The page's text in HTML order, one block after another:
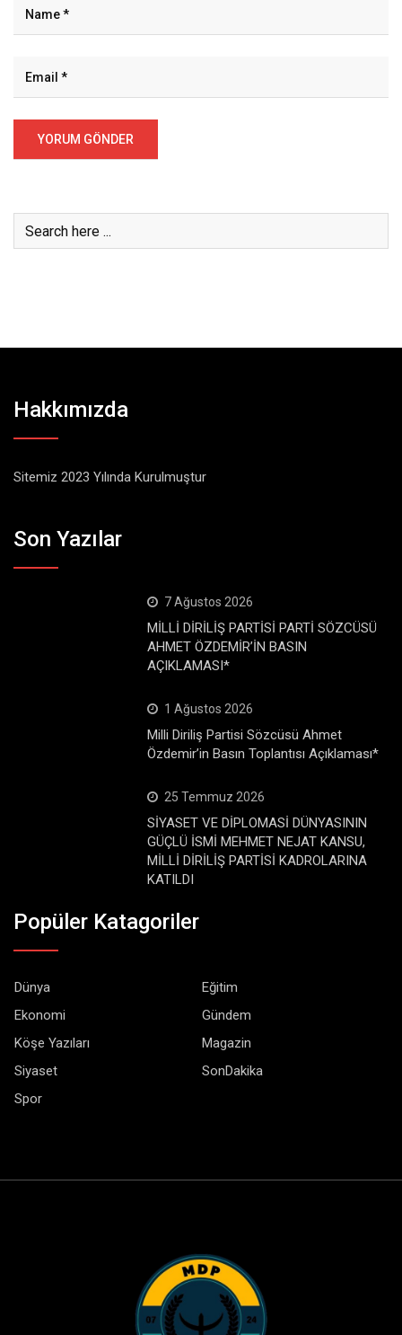
Hakkımızda
Sitemiz 2023 Yılında Kurulmuştur
Son Yazılar
7 Ağustos 2026
MİLLİ DİRİLİŞ PARTİSİ PARTİ SÖZCÜSÜ
AHMET ÖZDEMİR’İN BASIN
AÇIKLAMASI*
1 Ağustos 2026
Milli Diriliş Partisi Sözcüsü Ahmet
Özdemir’in Basın Toplantısı Açıklaması*
25 Temmuz 2026
SİYASET VE DİPLOMASİ DÜNYASININ
GÜÇLÜ İSMİ MEHMET NEJAT KANSU,
MİLLİ DİRİLİŞ PARTİSİ KADROLARINA
KATILDI
Popüler Katagoriler
Dünya
Eğitim
Ekonomi
Gündem
Köşe Yazıları
Magazin
Siyaset
SonDakika
Spor